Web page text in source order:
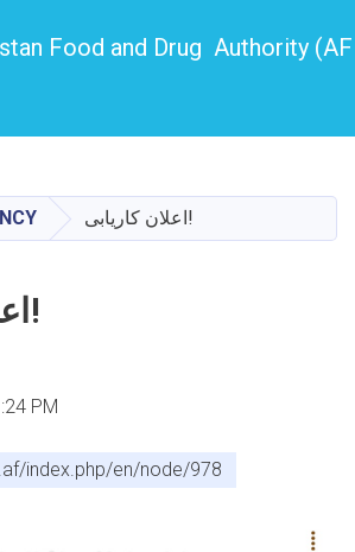
main
content
Food and Drug Authority
اعلان کاریابی!
اعلان کاریابی!
PM
index.php/en/node/978